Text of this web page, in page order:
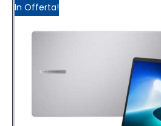
In Offerta!